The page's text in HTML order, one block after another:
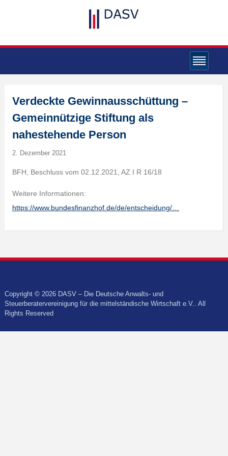
Verdeckte Gewinnausschüttung –
Gemeinnützige Stiftung als
nahestehende Person
2. Dezember 2021
BFH, Beschluss vom 02.12.2021, AZ I R 16/18
Weitere Informationen:
https://www.bundesfinanzhof.de/de/entscheidung/…
Copyright © 2026 DASV – Die Deutsche Anwalts- und
Steuerberatervereinigung für die mittelständische Wirtschaft e.V.. All
Rights Reserved